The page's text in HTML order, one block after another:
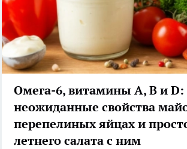
Омега-6, витамины А, В и D:
неожиданные свойства
перепелиных яйцах и
летнего салата с ним